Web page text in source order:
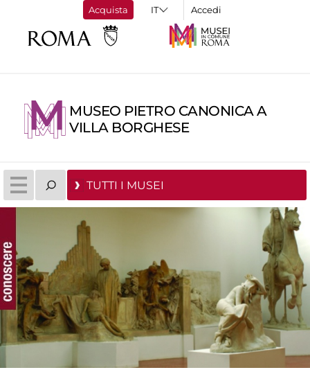
Acquista Accedi
MUSEO PIETRO CANONICA A
VILLA BORGHESE
TUTTI I MUSEI